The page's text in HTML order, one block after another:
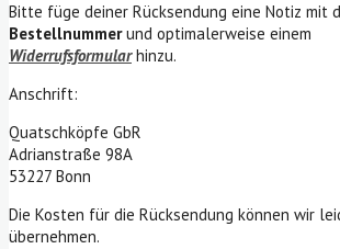
Bitte füge deiner Rücksendung eine Notiz mit
Bestellnummerund optimalerweise einem
Widerrufsformularhinzu.
Anschrift:
Quatschköpfe GbR
Adrianstraße 98A
53227 Bonn
Die Kosten für die Rücksendung können wir
übernehmen.